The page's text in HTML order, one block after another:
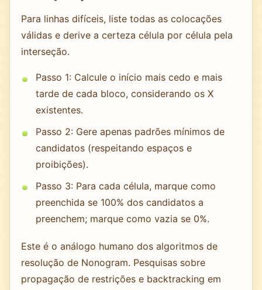
Para linhas difíceis, liste todas as colocações
válidas e derive a certeza célula por célula pela
interseção.
Passo 1: Calcule o início mais cedo e mais
tarde de cada bloco, considerando os X
existentes.
Passo 2: Gere apenas padrões mínimos de
candidatos (respeitando espaços e
proibições).
Passo 3: Para cada célula, marque como
preenchida se 100% dos candidatos a
preenchem; marque como vazia se 0%.
Este é o análogo humano dos algoritmos de
resolução de Nonogram. Pesquisas sobre
propagação de restrições e backtracking em